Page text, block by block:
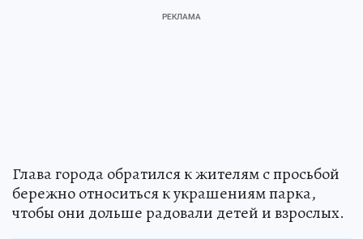
Глава города обратился к жителям с просьбой
бережно относиться к украшениям парка,
чтобы они дольше радовали детей и взрослых.